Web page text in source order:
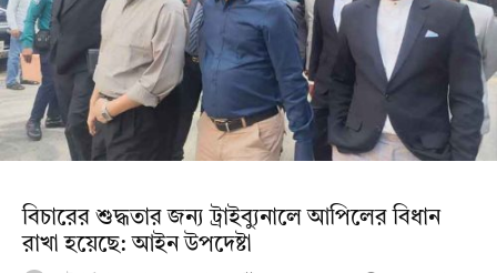
বিচারের শুদ্ধতার জন্য ট্রাইব্যুনালে আপিলের বিধান
রাখা হয়েছে: আইন উপদেষ্টা